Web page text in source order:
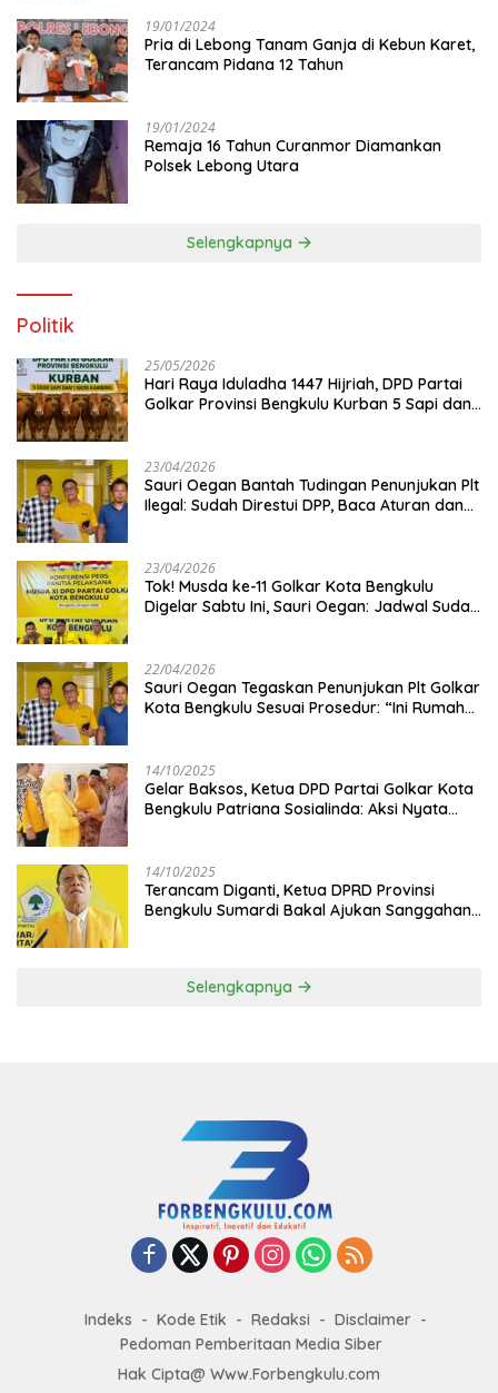
19/01/2024
Pria di Lebong Tanam Ganja di Kebun Karet,
Terancam Pidana 12 Tahun
19/01/2024
Remaja 16 Tahun Curanmor Diamankan
Polsek Lebong Utara
Selengkapnya
Politik
25/05/2026
Hari Raya Iduladha 1447 Hijriah, DPD Partai
Golkar Provinsi Bengkulu Kurban 5 Sapi dan 1
23/04/2026
Sauri Oegan Bantah Tudingan Penunjukan Plt
Ilegal: Sudah Direstui DPP, Baca Aturan dan
23/04/2026
‎Tok! Musda ke-11 Golkar Kota Bengkulu
Digelar Sabtu Ini, Sauri Oegan: Jadwal Sudah
22/04/2026
Sauri Oegan Tegaskan Penunjukan Plt Golkar
Kota Bengkulu Sesuai Prosedur: “Ini Rumah
14/10/2025
‎Gelar Baksos, Ketua DPD Partai Golkar Kota
Bengkulu Patriana Sosialinda: Aksi Nyata
14/10/2025
Terancam Diganti, Ketua DPRD Provinsi
Bengkulu Sumardi Bakal Ajukan Sanggahan
Selengkapnya
Indeks Kode Etik Redaksi
Disclaimer
Pedoman Pemberitaan Media Siber
Hak Cipta@ Www.Forbengkulu.com